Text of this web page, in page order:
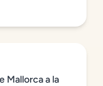
Mallorca a la